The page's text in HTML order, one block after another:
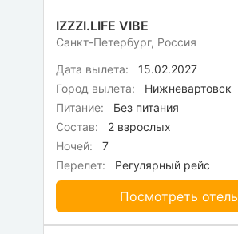
IZZZI.LIFE VIBE
Санкт-Петербург, Россия
Дата вылета:
15.02.2027
Город вылета:
Нижневартовск
Питание:
Без питания
Состав:
2 взрослых
Ночей:
7
Перелет:
Регулярный рейс
Посмотреть отель